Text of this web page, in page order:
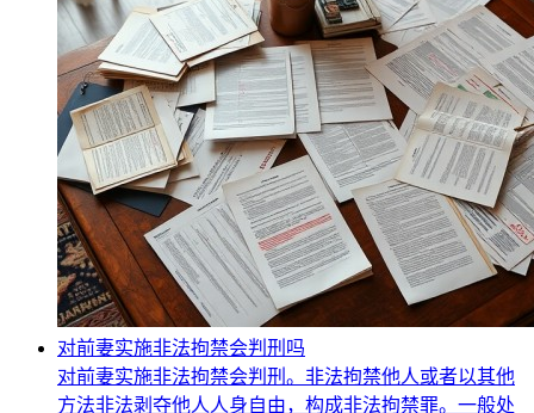
对前妻实施非法拘禁会判刑吗
对前妻实施非法拘禁会判刑。非法拘禁他人或者以其他
方法非法剥夺他人人身自由，构成非法拘禁罪。一般处